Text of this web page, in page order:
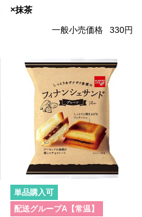
×抹茶
一般小売価格 330円
単品購入可
配送グループA【常温】